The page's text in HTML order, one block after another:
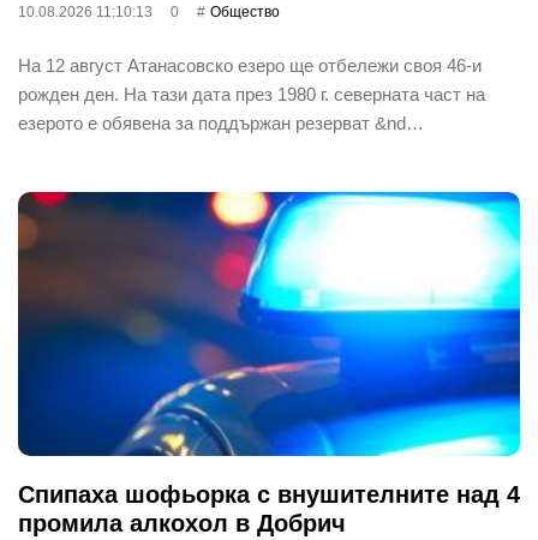
10.08.2026 11:10:13 0 Общество
На 12 август Атанасовско езеро ще отбележи своя 46-и
рожден ден. На тази дата през 1980 г. северната част на
езерото е обявена за поддържан резерват &nd…
Спипаха шофьорка с внушителните над 4
промила алкохол в Добрич